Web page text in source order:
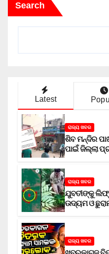
Search
Latest
ରାଜ୍ୟ ଖବର
ଶିବ ମନ୍ଦିର
ପାଇଁ ଜିଲ୍ଲା
ରାଜ୍ୟ ଖବର
ଯୁବତୀଙ୍କୁ
ଉଦ୍ୟମ ଓ
ରାଜ୍ୟ ଖବର